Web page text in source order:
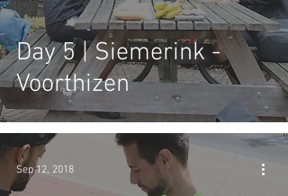
Day 5 | Siemerink -
Voorthizen
Sep 12, 2018